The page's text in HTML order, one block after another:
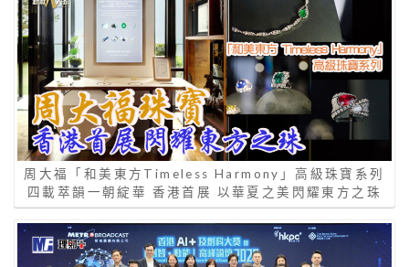
周大福「和美東方Timeless Harmony」高級珠寶系列
四載萃韻一朝綻華 香港首展 以華夏之美閃耀東方之珠